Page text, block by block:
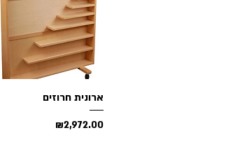
Quick View
ארונית חרוזים
Price
₪2,972.00